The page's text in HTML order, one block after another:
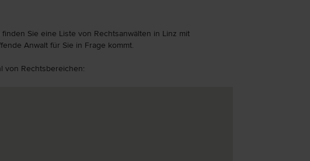
Sie eine Liste von Rechtsanwälten in Linz mit
Anwalt für Sie in Frage kommt.
von Rechtsbereichen: